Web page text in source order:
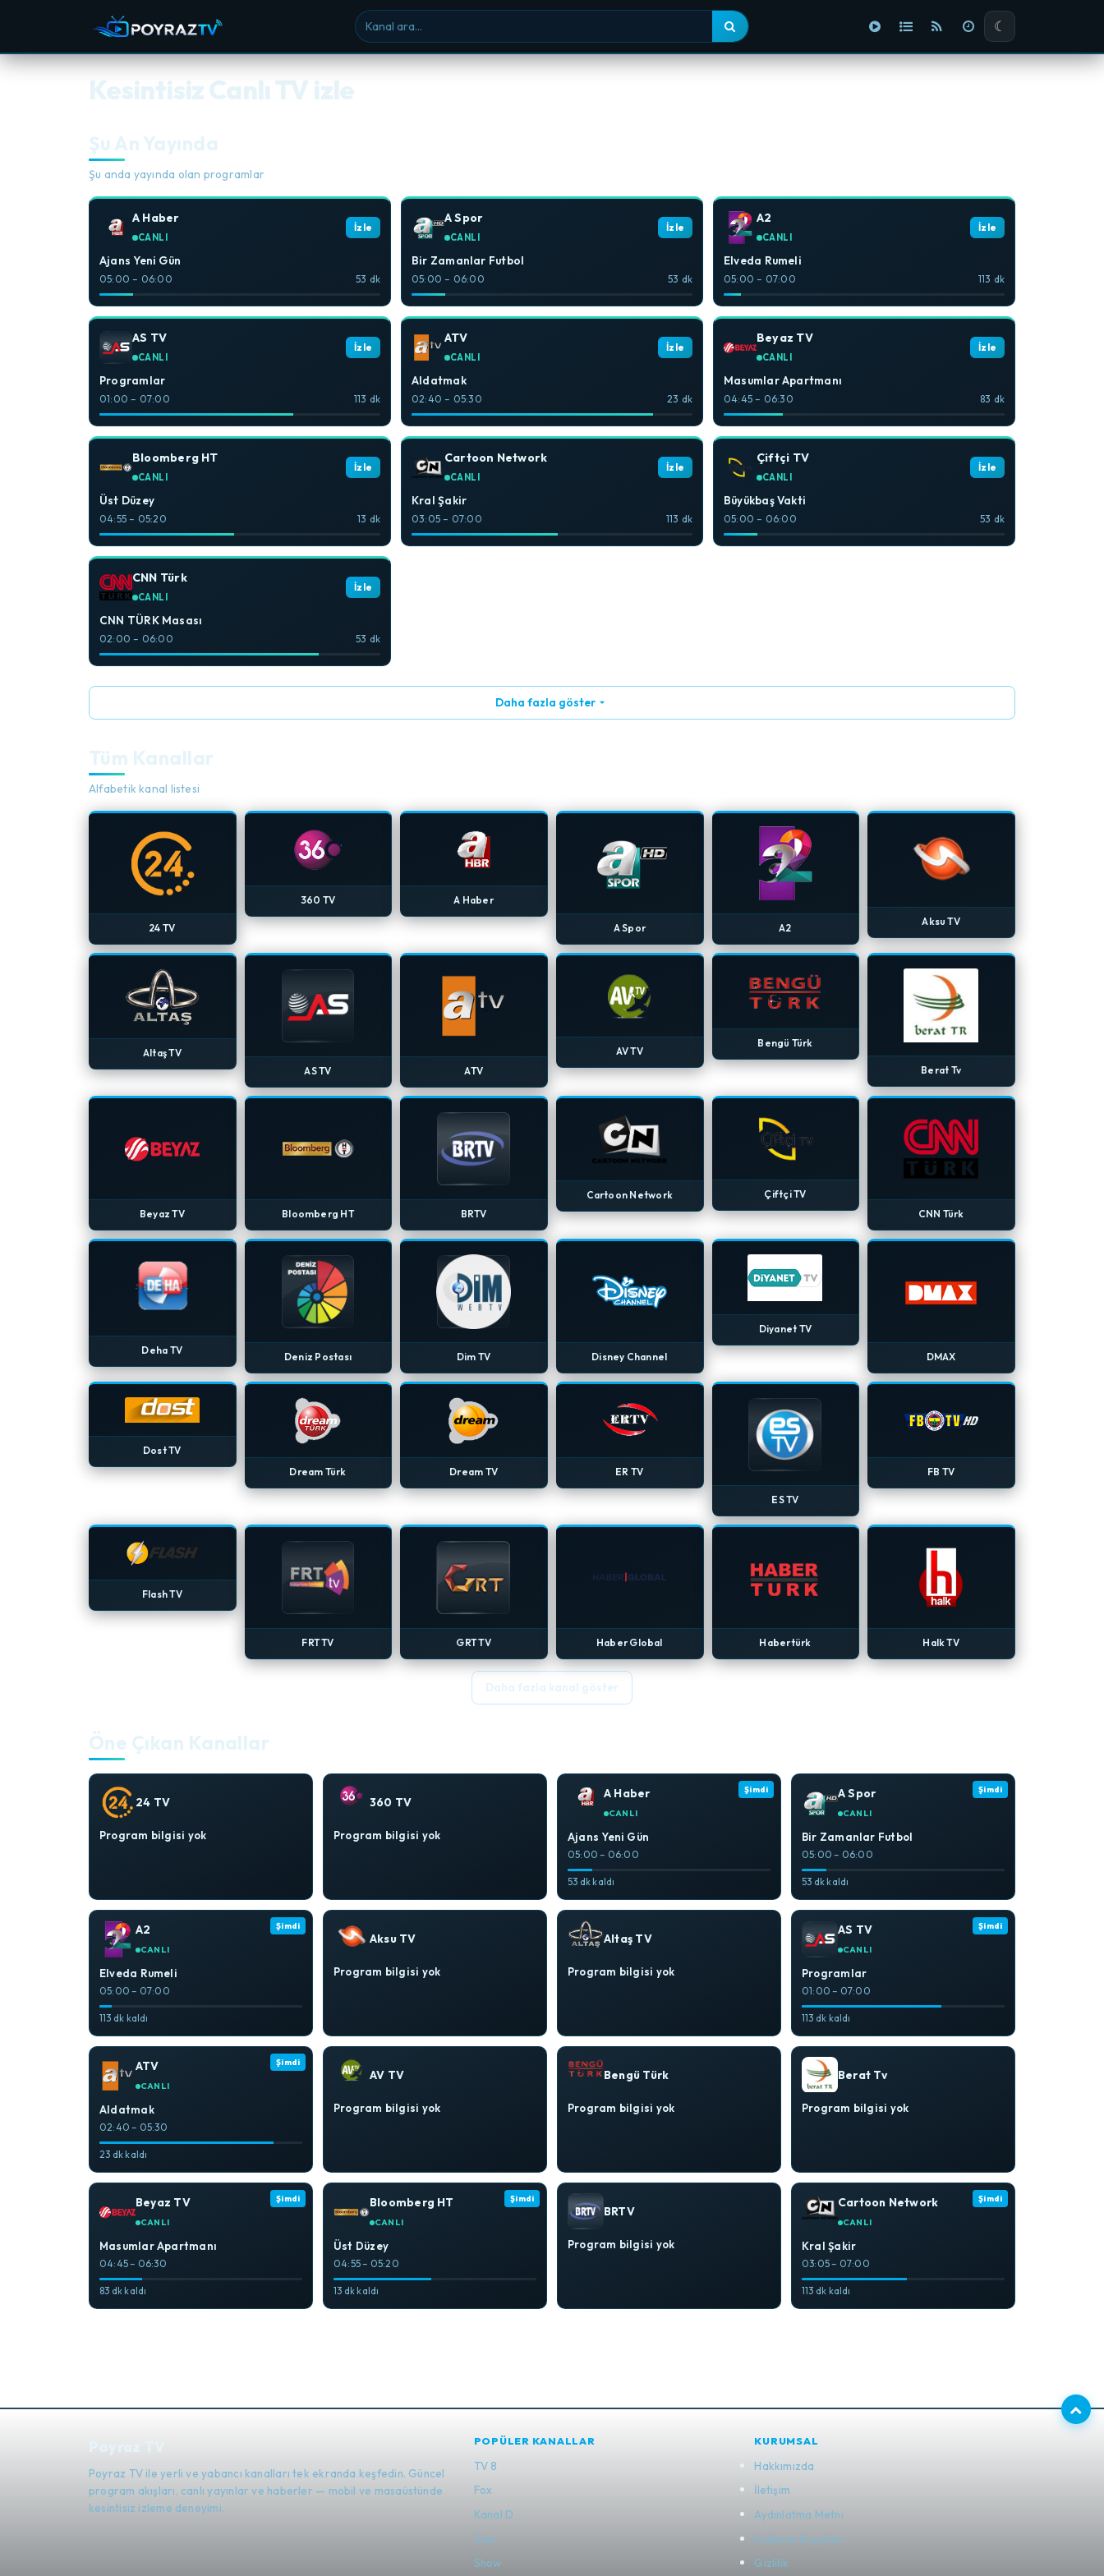
Kanal ara ☾
Kesintisiz Canlı TV izle
Şu An Yayında
Şu anda yayında olan programlar
A Haber
CANLI
İzle
Ajans Yeni Gün
05:00 – 06:00 53 dk
A Spor
CANLI
İzle
Bir Zamanlar Futbol
05:00 – 06:00 53 dk
A2
CANLI
İzle
Elveda Rumeli
05:00 – 07:00 113 dk
AS TV
CANLI
İzle
Programlar
01:00 – 07:00 113 dk
ATV
CANLI
İzle
Aldatmak
02:40 – 05:30 23 dk
Beyaz TV
CANLI
İzle
Masumlar Apartmanı
04:45 – 06:30 83 dk
Bloomberg HT
CANLI
İzle
Üst Düzey
04:55 – 05:20 13 dk
Cartoon Network
CANLI
İzle
Kral Şakir
03:05 – 07:00 113 dk
Çiftçi TV
CANLI
İzle
Büyükbaş Vakti
05:00 – 06:00 53 dk
CNN Türk
CANLI
İzle
CNN TÜRK Masası
02:00 – 06:00 53 dk
Daha fazla göster
Tüm Kanallar
Alfabetik kanal listesi
24 TV
360 TV A Haber
A Spor A2
Aksu TV
Altaş TV
AS TV
ATV
AV TV
Bengü Türk
Berat Tv
Beyaz TV Bloomberg HT BRTV
Cartoon Network
Çiftçi TV
CNN Türk
Deha TV
Deniz Postası Dim TV Disney Channel
Diyanet TV
DMAX
Dost TV
Dream Türk
Dream TV ER TV
ES TV
FB TV
Flash TV
FRT TV GRT TV Haber Global Habertürk Halk TV
Daha fazla kanal göster
Öne Çıkan Kanallar
24 TV
Program bilgisi yok
360 TV
Program bilgisi yok
Şimdi
A Haber
CANLI
Ajans Yeni Gün
05:00 – 06:00
53 dk kaldı
Şimdi
A Spor
CANLI
Bir Zamanlar Futbol
05:00 – 06:00
53 dk kaldı
Şimdi
A2
CANLI
Elveda Rumeli
05:00 – 07:00
113 dk kaldı
Aksu TV
Program bilgisi yok
Altaş TV
Program bilgisi yok
Şimdi
AS TV
CANLI
Programlar
01:00 – 07:00
113 dk kaldı
Şimdi
ATV
CANLI
Aldatmak
02:40 – 05:30
23 dk kaldı
AV TV
Program bilgisi yok
Bengü Türk
Program bilgisi yok
Berat Tv
Program bilgisi yok
Şimdi
Beyaz TV
CANLI
Masumlar Apartmanı
04:45 – 06:30
83 dk kaldı
Şimdi
Bloomberg HT
CANLI
Üst Düzey
04:55 – 05:20
13 dk kaldı
BRTV
Program bilgisi yok
Şimdi
Cartoon Network
CANLI
Kral Şakir
03:05 – 07:00
113 dk kaldı
Poyraz TV ile yerli ve yabancı kanalları tek ekranda keşfedin. Güncel
program akışları, canlı yayınlar ve haberler — mobil ve masaüstünde
kesintisiz izleme deneyimi.
POPÜLER KANALLAR
TV 8
Fox
Kanal D
Star
Show
KURUMSAL
Hakkımızda
İletişim
Aydınlatma Metni
Kullanım Koşulları
Gizlilik